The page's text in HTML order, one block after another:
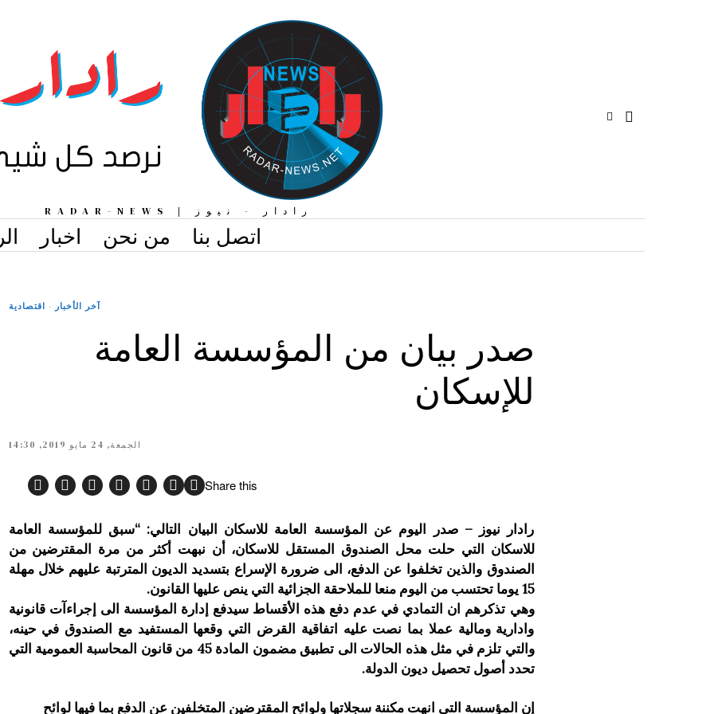
رادار - نيوز | RADAR-NEWS
اخبار من نحن اتصل بنا
آخر الأخبار · اقتصادية
صدر بيان من المؤسسة العامة
للإسكان
الجمعة, 24 مايو 2019, 14:30
Share this
رادار نيوز – صدر اليوم عن المؤسسة العامة للاسكان البيان التالي: “سبق للمؤسسة العامة
للاسكان التي حلت محل الصندوق المستقل للاسكان، أن نبهت أكثر من مرة المقترضين من
الصندوق والذين تخلفوا عن الدفع، الى ضرورة الإسراع بتسديد الديون المترتبة عليهم خلال مهلة
15 يوما تحتسب من اليوم منعا للملاحقة الجزائية التي ينص عليها القانون.
وهي تذكرهم ان التمادي في عدم دفع هذه الأقساط سيدفع إدارة المؤسسة الى إجراءآت قانونية
وادارية ومالية عملا بما نصت عليه اتفاقية القرض التي وقعها المستفيد مع الصندوق في حينه،
والتي تلزم في مثل هذه الحالات الى تطبيق مضمون المادة 45 من قانون المحاسبة العمومية التي
تحدد أصول تحصيل ديون الدولة.
إن المؤسسة التي انهت مكننة سجلاتها ولوائح المقترضين المتخلفين عن الدفع بما فيها لوائح